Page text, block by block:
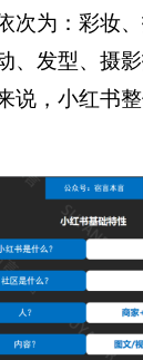
次为：彩妆
、发型、摄
说，小红书